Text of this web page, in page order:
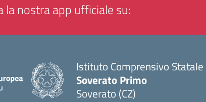
la nostra app ufficiale su:
Istituto Comprensivo Statale
Soverato Primo
Soverato (CZ)